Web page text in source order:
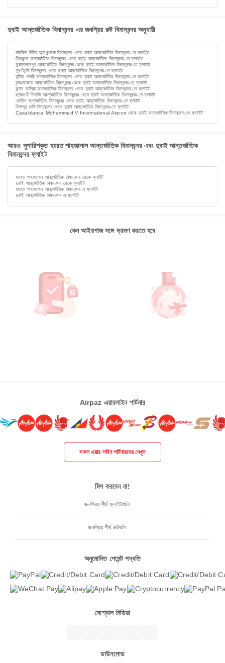
দুবাই আন্তর্জাতিক বিমানবন্দর এর জনপ্রিয় রুট বিমানবন্দর অনুযায়ী
ম্যানিলা নিনিয় অ্যাকুইনো বিমানবন্দর থেকে দুবাই আন্তর্জাতিক বিমানবন্দর-তে ফ্লাইট
ত্রিভুবন আন্তর্জাতিক বিমানবন্দর থেকে দুবাই আন্তর্জাতিক বিমানবন্দর-তে ফ্লাইট
কুয়ালালামপুর আন্তর্জাতিক বিমানবন্দর থেকে দুবাই আন্তর্জাতিক বিমানবন্দর-তে ফ্লাইট
সুবর্ণভূমি বিমানবন্দর থেকে দুবাই আন্তর্জাতিক বিমানবন্দর-তে ফ্লাইট
ইন্দিরা গান্ধী আন্তর্জাতিক বিমানবন্দর থেকে দুবাই আন্তর্জাতিক বিমানবন্দর-তে ফ্লাইট
বন্দরনায়েকে আন্তর্জাতিক বিমানবন্দর থেকে দুবাই আন্তর্জাতিক বিমানবন্দর-তে ফ্লাইট
কুইন আলিয়া আন্তর্জাতিক বিমানবন্দর থেকে দুবাই আন্তর্জাতিক বিমানবন্দর-তে ফ্লাইট
ছত্রপতি শিবাজি আন্তর্জাতিক বিমানবন্দর থেকে দুবাই আন্তর্জাতিক বিমানবন্দর-তে ফ্লাইট
কোচিন আন্তর্জাতিক বিমানবন্দর থেকে দুবাই আন্তর্জাতিক বিমানবন্দর-তে ফ্লাইট
সিঙ্গাপুর চাঙ্গি বিমানবন্দর থেকে দুবাই আন্তর্জাতিক বিমানবন্দর-তে ফ্লাইট
Casablanca Mohammed V International Airport থেকে দুবাই আন্তর্জাতিক বিমানবন্দর-তে ফ্লাইট
আরও সুপারিশকৃত হযরত শাহজালাল আন্তর্জাতিক বিমানবন্দর এবং দুবাই আন্তর্জাতিক
বিমানবন্দর ফ্লাইট
হযরত শাহজালাল আন্তর্জাতিক বিমানবন্দর থেকে ফ্লাইট
দুবাই আন্তর্জাতিক বিমানবন্দর থেকে ফ্লাইট
হযরত শাহজালাল আন্তর্জাতিক বিমানবন্দর এ ফ্লাইট
দুবাই আন্তর্জাতিক বিমানবন্দর এ ফ্লাইট
কেন আইরপাজ সঙ্গে ভ্রমণ করতে হবে
Airpaz এয়ারলাইন পার্টনার
সকল এয়ার লাইন পার্টনারদের দেখুন
মিস করবেন না!
জনপ্রিয় শীর্ষ ফ্লাইটগুলি
জনপ্রিয় শীর্ষ রুটগুলি
অনুমোদিত পেমেন্ট পদ্ধতি
সোশ্যাল মিডিয়া
ডাউনলোড